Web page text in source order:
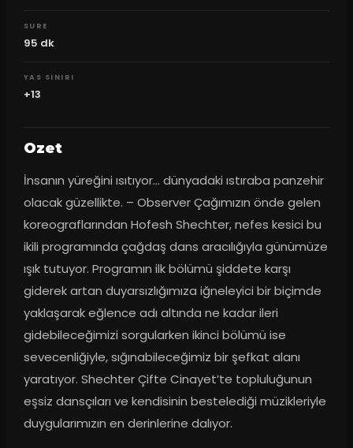
SURE
95 dk
YAS SINIRI
+13
Ozet
İnsanın yüreğini ısıtıyor… dünyadaki ıstıraba panzehir
olacak güzellikte. – Observer Çağımızın önde gelen
koreograflarından Hofesh Shechter, nefes kesici bu
ikili programında çağdaş dans aracılığıyla günümüze
ışık tutuyor. Programın ilk bölümü şiddete karşı
giderek artan duyarsızlığımıza iğneleyici bir biçimde
yaklaşarak eğlence adı altında ne kadar ileri
gidebileceğimizi sorgularken ikinci bölümü ise
sevecenliğiyle, sığınabileceğimiz bir şefkat alanı
yaratıyor. Shechter Çifte Cinayet’te topluluğunun
eşsiz dansçıları ve kendisinin bestelediği müzikleriyle
duygularımızın en derinlerine dalıyor.